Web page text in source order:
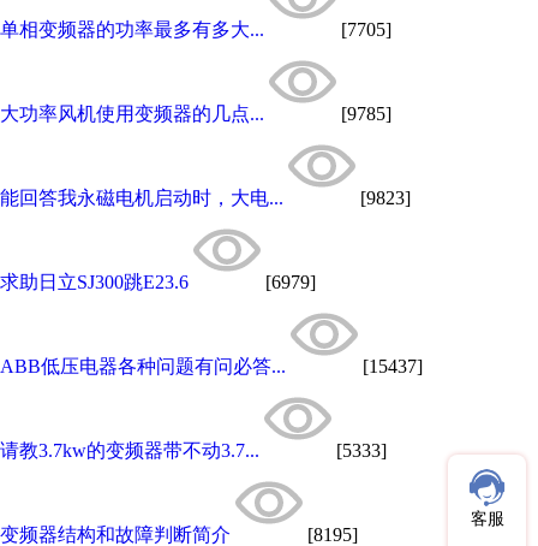
单相变频器的功率最多有多大... [7705]
大功率风机使用变频器的几点... [9785]
能回答我永磁电机启动时，大电... [9823]
求助日立SJ300跳E23.6 [6979]
ABB低压电器各种问题有问必答... [15437]
请教3.7kw的变频器带不动3.7... [5333]
变频器结构和故障判断简介 [8195]
客服